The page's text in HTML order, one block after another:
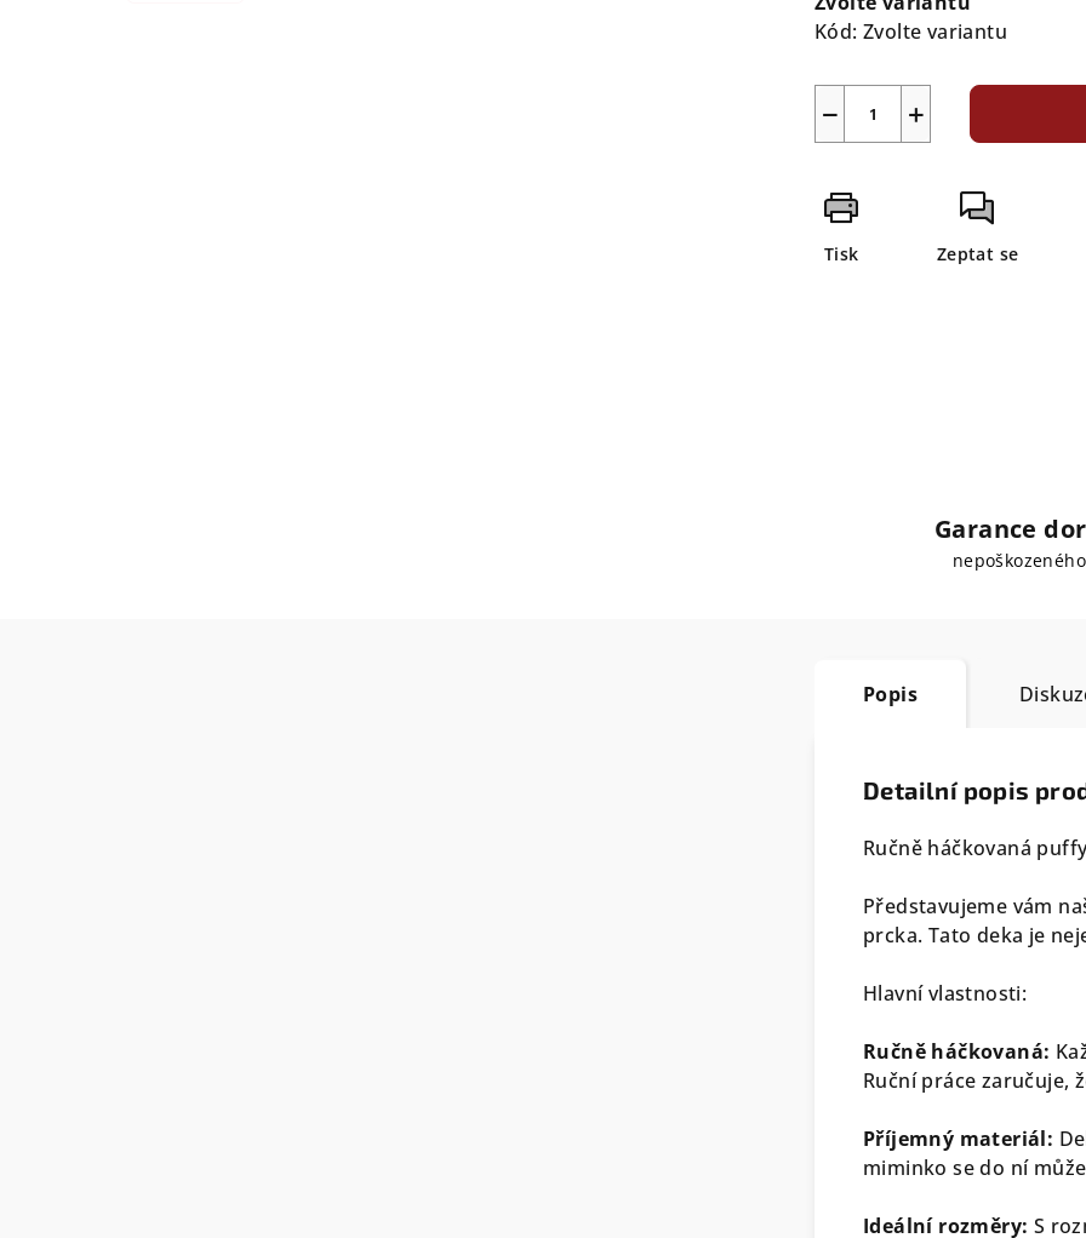
Kód: Zvolte variantu
+
−
Tisk Zeptat se
Garance
Popis
Detailní popis
Ručně háčkovaná
Představujeme vám
prcka. Tato deka je
Hlavní vlastnosti:
Ručně háčkovaná:
Ruční práce zaručuje,
Příjemný materiál:
miminko se do ní
Ideální rozměry: S